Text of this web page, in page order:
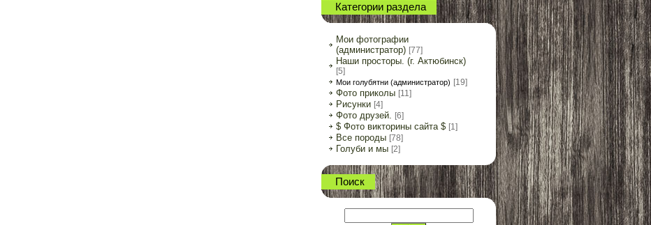
Категории раздела
Мои фотографии
(администратор) [77]
Наши просторы. (г. Актюбинск)
[5]
Мои голубятни (администратор) [19]
Фото приколы [11]
Рисунки [4]
Фото друзей. [6]
$ Фото викторины сайта $ [1]
Все породы [78]
Голуби и мы [2]
Поиск